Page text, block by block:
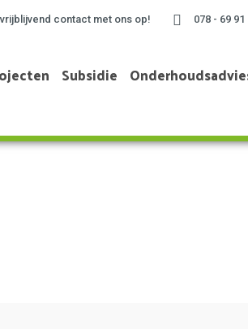
contact met ons op! 078 - 69 91
Subsidie